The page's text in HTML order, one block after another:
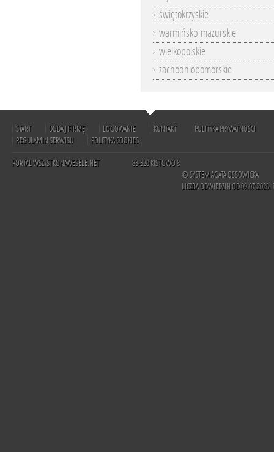
świętokrzyskie
warmińsko-mazurskie
wielkopolskie
zachodniopomorskie
START DODAJ FIRMĘ LOGOWANIE KONTAKT
POLITYKA PRYWATNOŚCI
REGULAMIN SERWISU
POLITYKA COOKIES
PORTAL WSZYSTKONAWESELE.NET
83-320 KISTOWO 8
© SYSTEM AGATA OSSOWICKA
LICZBA ODWIEDZIN OD 09.07.2026: